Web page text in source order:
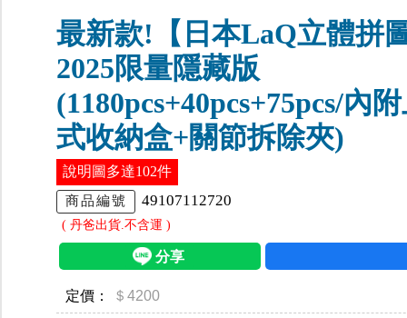
最新款!【日本LaQ立體拼
2025限量隱藏版
(1180pcs+40pcs+75pcs/內
式收納盒+關節拆除夾)
說明圖多達102件
商品編號 49107112720
( 丹爸出貨.不含運 )
定價： ＄4200